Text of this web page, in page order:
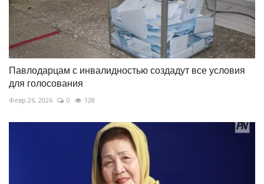
Павлодарцам с инвалидностью создадут все условия
для голосования
Февр 26, 2026 0 128